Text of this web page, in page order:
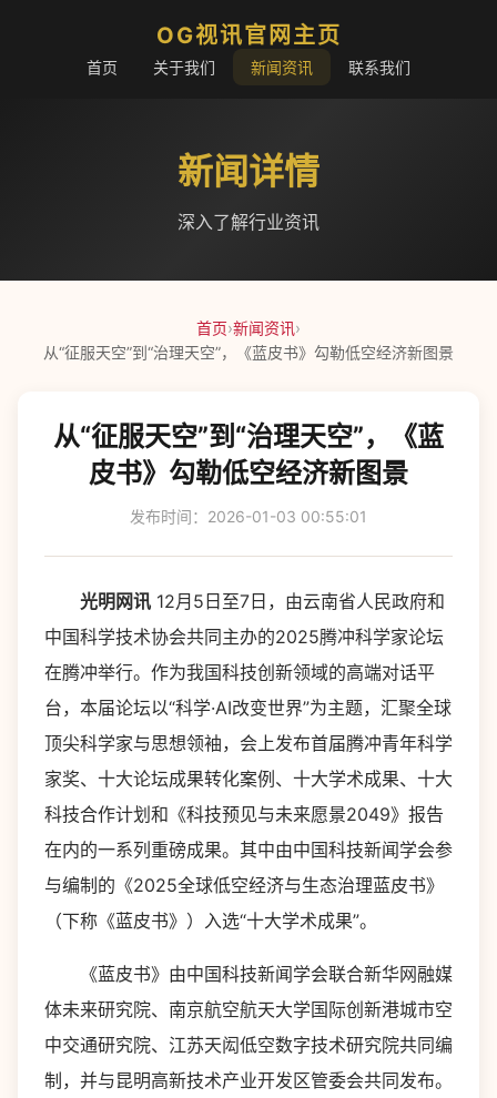
OG视讯官网主页
首页 关于我们 新闻资讯 联系我们
新闻详情
深入了解行业资讯
首页›新闻资讯›
从“征服天空”到“治理天空”，《蓝皮书》勾勒低空经济新图景
从“征服天空”到“治理天空”，《蓝
皮书》勾勒低空经济新图景
发布时间：2026-01-03 00:55:01
光明网讯 12月5日至7日，由云南省人民政府和
中国科学技术协会共同主办的2025腾冲科学家论坛
在腾冲举行。作为我国科技创新领域的高端对话平
台，本届论坛以“科学·AI改变世界”为主题，汇聚全球
顶尖科学家与思想领袖，会上发布首届腾冲青年科学
家奖、十大论坛成果转化案例、十大学术成果、十大
科技合作计划和《科技预见与未来愿景2049》报告
在内的一系列重磅成果。其中由中国科技新闻学会参
与编制的《2025全球低空经济与生态治理蓝皮书》
（下称《蓝皮书》）入选“十大学术成果”。
《蓝皮书》由中国科技新闻学会联合新华网融媒
体未来研究院、南京航空航天大学国际创新港城市空
中交通研究院、江苏天闳低空数字技术研究院共同编
制，并与昆明高新技术产业开发区管委会共同发布。